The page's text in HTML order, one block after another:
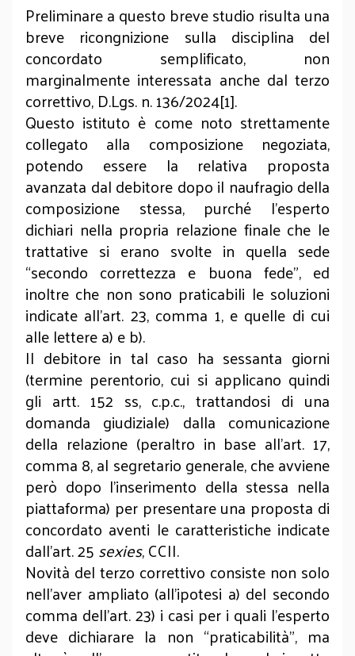
Preliminare a questo breve studio risulta una
breve ricongnizione sulla disciplina del
concordato semplificato, non
marginalmente interessata anche dal terzo
correttivo, D.Lgs. n. 136/2024[1].
Questo istituto è come noto strettamente
collegato alla composizione negoziata,
potendo essere la relativa proposta
avanzata dal debitore dopo il naufragio della
composizione stessa, purché l’esperto
dichiari nella propria relazione finale che le
trattative si erano svolte in quella sede
“secondo correttezza e buona fede”, ed
inoltre che non sono praticabili le soluzioni
indicate all’art. 23, comma 1, e quelle di cui
alle lettere a) e b).
Il debitore in tal caso ha sessanta giorni
(termine perentorio, cui si applicano quindi
gli artt. 152 ss, c.p.c., trattandosi di una
domanda giudiziale) dalla comunicazione
della relazione (peraltro in base all’art. 17,
comma 8, al segretario generale, che avviene
però dopo l’inserimento della stessa nella
piattaforma) per presentare una proposta di
concordato aventi le caratteristiche indicate
dall’art. 25sexies, CCII.
Novità del terzo correttivo consiste non solo
nell’aver ampliato (all’ipotesi a) del secondo
comma dell’art. 23) i casi per i quali l’esperto
deve dichiarare la non “praticabilità”, ma